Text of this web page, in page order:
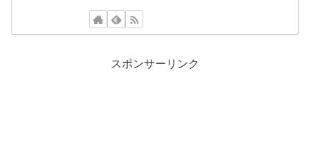
スポンサーリンク